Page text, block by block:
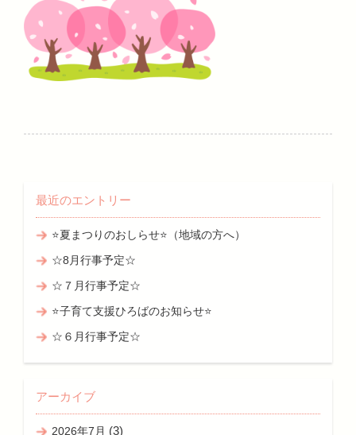
最近のエントリー
⭐夏まつりのおしらせ⭐（地域の方へ）
☆8月行事予定☆
☆７月行事予定☆
⭐子育て支援ひろばのお知らせ⭐
☆６月行事予定☆
アーカイブ
2026年7月 (3)